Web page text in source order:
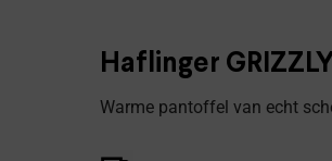
Haflinger
Warme pantoffel van echt